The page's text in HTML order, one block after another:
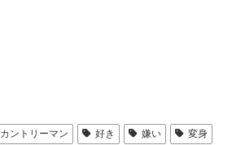
カントリーマン 好き 嫌い
変身